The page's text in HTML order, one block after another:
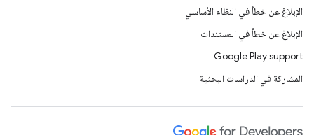
الإبلاغ عن خطأ في النظام الأساسي
الإبلاغ عن خطأ في المستندات
Google Play support
المشاركة في الدراسات البحثية